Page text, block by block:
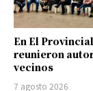
En El
reunieron
vecinos
7 agosto 2026